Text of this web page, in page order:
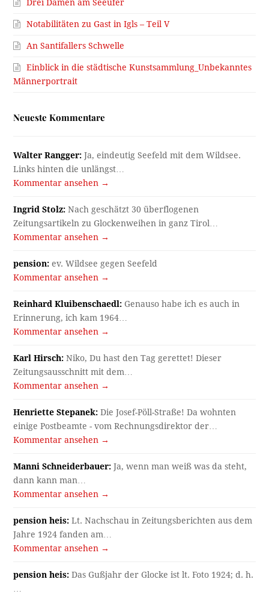
Drei Damen am Seeufer
Notabilitäten zu Gast in Igls – Teil V
An Santifallers Schwelle
Einblick in die städtische Kunstsammlung_Unbekanntes
Männerportrait
Neueste Kommentare
Walter Rangger: Ja, eindeutig Seefeld mit dem Wildsee.
Links hinten die unlängst…
Kommentar ansehen →
Ingrid Stolz: Nach geschätzt 30 überflogenen
Zeitungsartikeln zu Glockenweihen in ganz Tirol…
Kommentar ansehen →
pension: ev. Wildsee gegen Seefeld
Kommentar ansehen →
Reinhard Kluibenschaedl: Genauso habe ich es auch in
Erinnerung, ich kam 1964…
Kommentar ansehen →
Karl Hirsch: Niko, Du hast den Tag gerettet! Dieser
Zeitungsausschnitt mit dem…
Kommentar ansehen →
Henriette Stepanek: Die Josef-Pöll-Straße! Da wohnten
einige Postbeamte - vom Rechnungsdirektor der…
Kommentar ansehen →
Manni Schneiderbauer: Ja, wenn man weiß was da steht,
dann kann man…
Kommentar ansehen →
pension heis: Lt. Nachschau in Zeitungsberichten aus dem
Jahre 1924 fanden am…
Kommentar ansehen →
pension heis: Das Gußjahr der Glocke ist lt. Foto 1924; d. h.